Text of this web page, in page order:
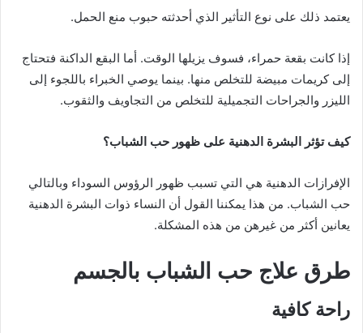
يعتمد ذلك على نوع التأثير الذي أحدثته حبوب منع الحمل.
إذا كانت بقعة حمراء، فسوف يزيلها الوقت. أما البقع الداكنة فتحتاج
إلى كريمات مبيضة للتخلص منها. بينما يوصي الخبراء باللجوء إلى
الليزر والجراحات التجميلية للتخلص من التجاويف والثقوب.
كيف تؤثر البشرة الدهنية على ظهور حب الشباب؟
الإفرازات الدهنية هي التي تسبب ظهور الرؤوس السوداء وبالتالي
حب الشباب. من هذا يمكننا القول أن النساء ذوات البشرة الدهنية
يعانين أكثر من غيرهن من هذه المشكلة.
طرق علاج حب الشباب بالجسم
راحة كافية